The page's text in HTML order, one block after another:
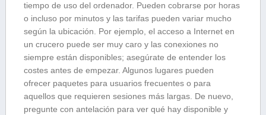
tiempo de uso del ordenador. Pueden cobrarse por horas
o incluso por minutos y las tarifas pueden variar mucho
según la ubicación. Por ejemplo, el acceso a Internet en
un crucero puede ser muy caro y las conexiones no
siempre están disponibles; asegúrate de entender los
costes antes de empezar. Algunos lugares pueden
ofrecer paquetes para usuarios frecuentes o para
aquellos que requieren sesiones más largas. De nuevo,
pregunte con antelación para ver qué hay disponible y